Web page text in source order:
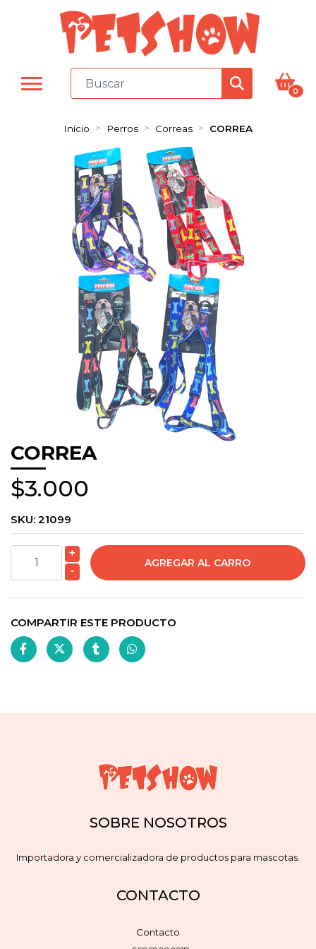
0
Inicio Perros Correas CORREA
CORREA
$3.000
SKU: 21099
+
-
COMPARTIR ESTE PRODUCTO
SOBRE NOSOTROS
Importadora y comercializadora de productos para mascotas.
CONTACTO
Contacto